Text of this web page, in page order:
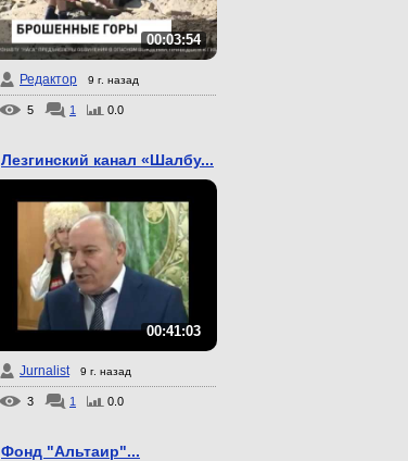
00:03:54
Редактор 9 г. назад
5 1 0.0
Лезгинский канал «Шалбу...
00:41:03
Jurnalist 9 г. назад
3 1 0.0
Фонд "Альтаир"...